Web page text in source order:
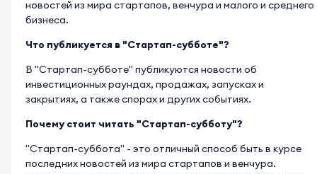
новостей из мира стартапов, венчура и малого и среднего
бизнеса.
Что публикуется в "Стартап-субботе"?
В "Стартап-субботе" публикуются новости об
инвестиционных раундах, продажах, запусках и
закрытиях, а также спорах и других событиях.
Почему стоит читать "Стартап-субботу"?
"Стартап-суббота" - это отличный способ быть в курсе
последних новостей из мира стартапов и венчура.